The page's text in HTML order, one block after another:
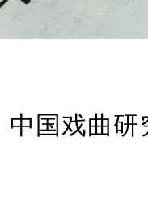
中国戏曲